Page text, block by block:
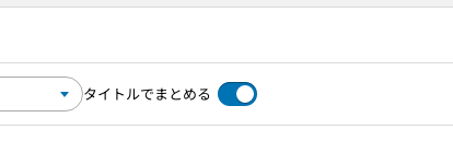
タイトルでまとめる